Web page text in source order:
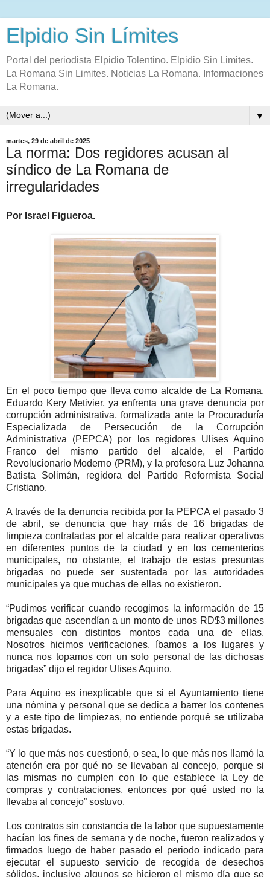
Elpidio Sin Límites
Portal del periodista Elpidio Tolentino. Elpidio Sin Limites.
La Romana Sin Limites. Noticias La Romana. Informaciones
La Romana.
▼
martes, 29 de abril de 2025
La norma: Dos regidores acusan al
síndico de La Romana de
irregularidades
Por Israel Figueroa.
En el poco tiempo que lleva como alcalde de La Romana,
Eduardo Kery Metivier, ya enfrenta una grave denuncia por
corrupción administrativa, formalizada ante la Procuraduría
Especializada de Persecución de la Corrupción
Administrativa (PEPCA) por los regidores Ulises Aquino
Franco del mismo partido del alcalde, el Partido
Revolucionario Moderno (PRM), y la profesora Luz Johanna
Batista Solimán, regidora del Partido Reformista Social
Cristiano.
A través de la denuncia recibida por la PEPCA el pasado 3
de abril, se denuncia que hay más de 16 brigadas de
limpieza contratadas por el alcalde para realizar operativos
en diferentes puntos de la ciudad y en los cementerios
municipales, no obstante, el trabajo de estas presuntas
brigadas no puede ser sustentada por las autoridades
municipales ya que muchas de ellas no existieron.
“Pudimos verificar cuando recogimos la información de 15
brigadas que ascendían a un monto de unos RD$3 millones
mensuales con distintos montos cada una de ellas.
Nosotros hicimos verificaciones, íbamos a los lugares y
nunca nos topamos con un solo personal de las dichosas
brigadas” dijo el regidor Ulises Aquino.
Para Aquino es inexplicable que si el Ayuntamiento tiene
una nómina y personal que se dedica a barrer los contenes
y a este tipo de limpiezas, no entiende porqué se utilizaba
estas brigadas.
“Y lo que más nos cuestionó, o sea, lo que más nos llamó la
atención era por qué no se llevaban al concejo, porque si
las mismas no cumplen con lo que establece la Ley de
compras y contrataciones, entonces por qué usted no la
llevaba al concejo” sostuvo.
Los contratos sin constancia de la labor que supuestamente
hacían los fines de semana y de noche, fueron realizados y
firmados luego de haber pasado el periodo indicado para
ejecutar el supuesto servicio de recogida de desechos
sólidos, inclusive algunos se hicieron el mismo día que se